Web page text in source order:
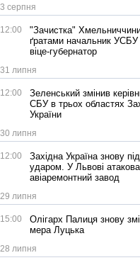
3 серпня
12:00
"Зачистка"
ґратами начальник УСБУ
віце-губернатор
31 липня
12:00
Зеленський змінив
СБУ в трьох областях
України
30 липня
12:00
Західна Україна знову під
ударом. У Львові
авіаремонтний завод
29 липня
15:00
Олігарх Палиця знову
мера Луцька
28 липня